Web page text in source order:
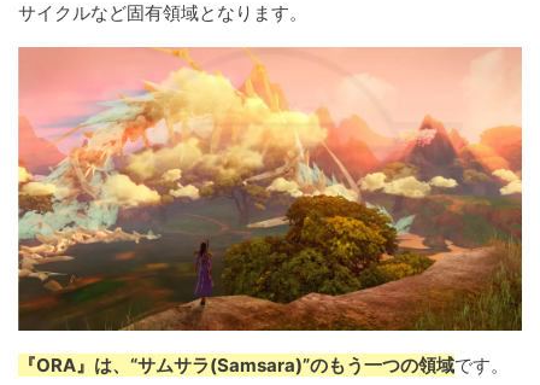
サイクルなど固有領域となります。
『ORA』は、“サムサラ(Samsara)”のもう一つの領域です。